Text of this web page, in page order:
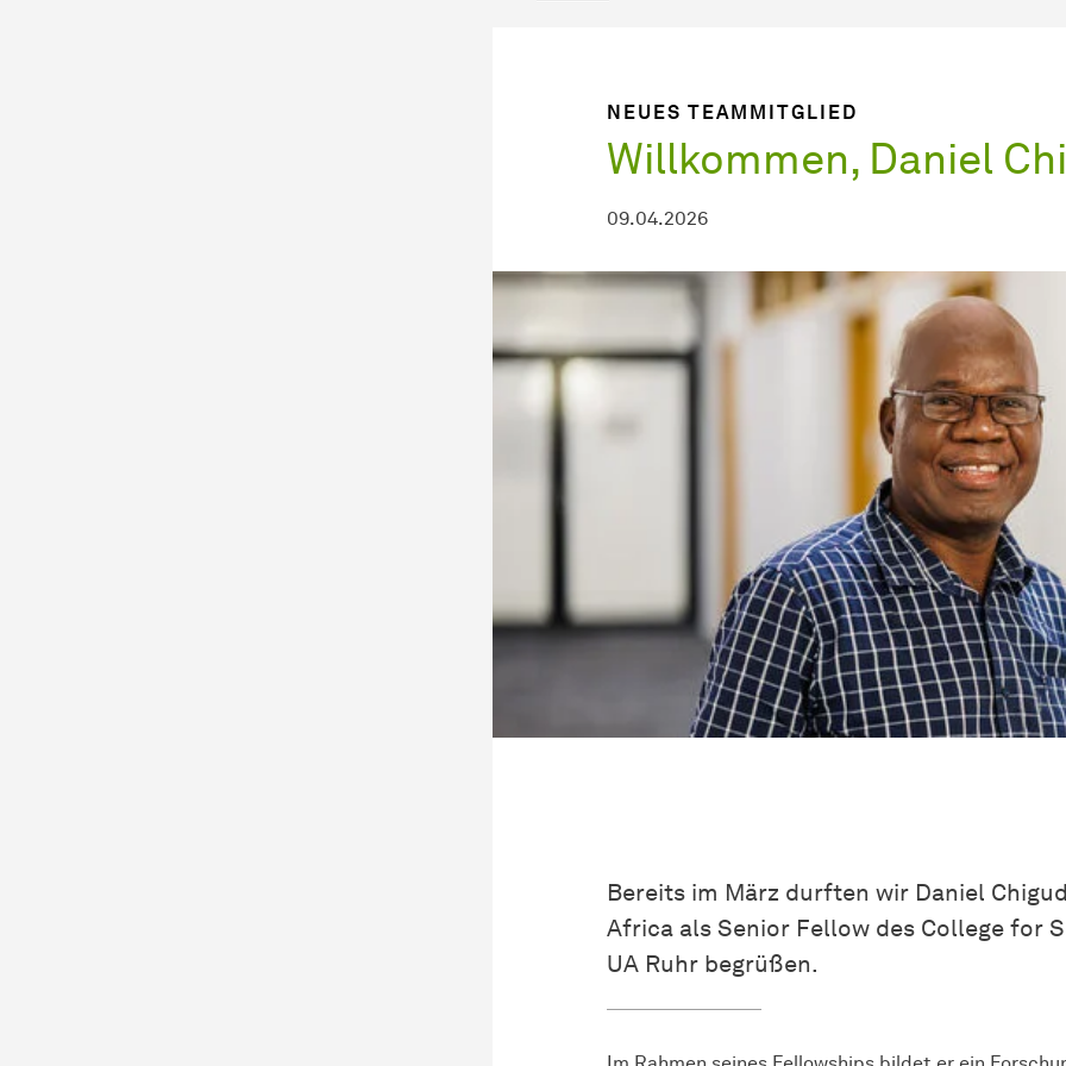
NEUES TEAMMITGLIED
Willkommen, Daniel
09.04.2026
Bereits im März durften wir Daniel
Africa als Senior Fellow des College for
UA Ruhr begrüßen.